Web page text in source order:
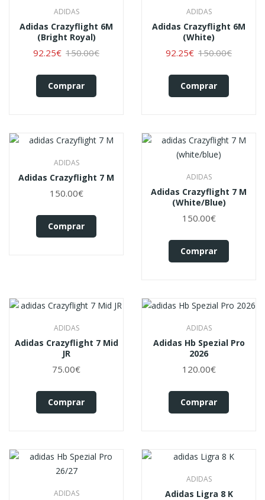
ADIDAS
Adidas Crazyflight 6M
(bright Royal)
92.25€ 150.00€
Comprar
ADIDAS
Adidas Crazyflight 6M
(white)
92.25€ 150.00€
Comprar
ADIDAS
Adidas Crazyflight 7 M
150.00€
Comprar
ADIDAS
Adidas Crazyflight 7 M
(white/blue)
150.00€
Comprar
ADIDAS
Adidas Crazyflight 7 Mid
JR
75.00€
Comprar
ADIDAS
Adidas Hb Spezial Pro
2026
120.00€
Comprar
ADIDAS
ADIDAS
Adidas Ligra 8 K